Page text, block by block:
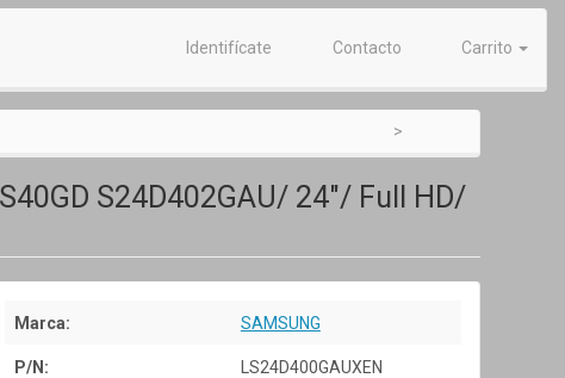
Identifícate Contacto Carrito
S24D402GAU/ 24"/ Full HD/
Marca: SAMSUNG
P/N: LS24D400GAUXEN